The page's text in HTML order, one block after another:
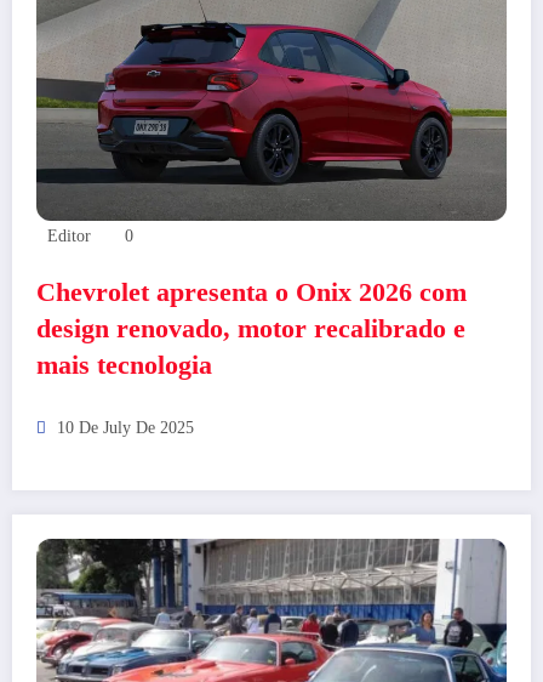
Editor 0
Chevrolet apresenta o Onix 2026 com
design renovado, motor recalibrado e
mais tecnologia
10 De July De 2025